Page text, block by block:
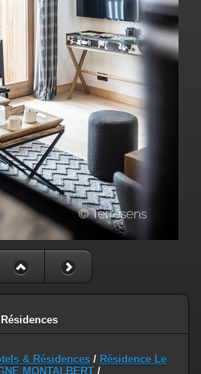
& Résidences / Résidence Le
MONTALBERT /